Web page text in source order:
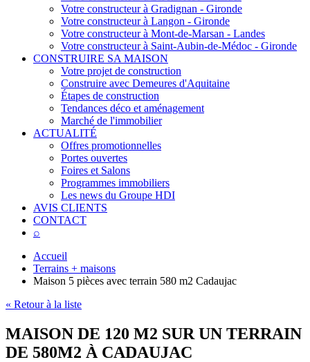
Votre constructeur à Gradignan - Gironde
Votre constructeur à Langon - Gironde
Votre constructeur à Mont-de-Marsan - Landes
Votre constructeur à Saint-Aubin-de-Médoc - Gironde
CONSTRUIRE SA MAISON
Votre projet de construction
Construire avec Demeures d'Aquitaine
Étapes de construction
Tendances déco et aménagement
Marché de l'immobilier
ACTUALITÉ
Offres promotionnelles
Portes ouvertes
Foires et Salons
Programmes immobiliers
Les news du Groupe HDI
AVIS CLIENTS
CONTACT
⌕
Accueil
Terrains + maisons
Maison 5 pièces avec terrain 580 m2 Cadaujac
« Retour à la liste
MAISON DE 120 M2 SUR UN TERRAIN
DE 580M2 À CADAUJAC